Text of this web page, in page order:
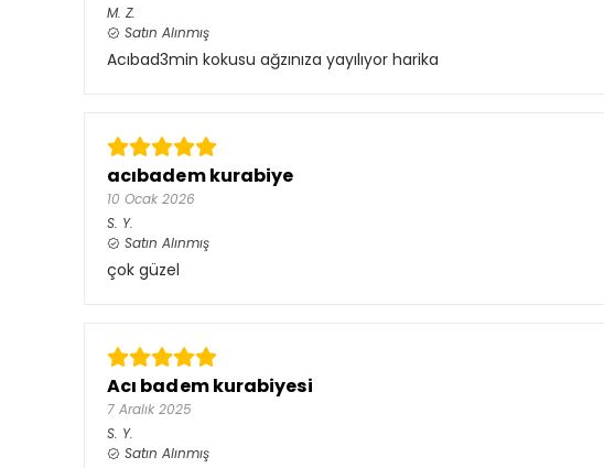
M. Z.
Satın Alınmış
Acıbad3min kokusu ağzınıza yayılıyor harika
acıbadem kurabiye
10 Ocak 2026
S. Y.
Satın Alınmış
çok güzel
Acı badem kurabiyesi
7 Aralık 2025
S. Y.
Satın Alınmış